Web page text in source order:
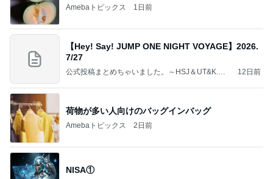
Amebaトピックス 1日前
【Hey! Say! JUMP ONE NIGHT VOYAGE】2026.
7/27
公式投稿まとめちゃいました。～HSJ＆UT&K.O.
12日前
荷物が多い人向けのバッグインバッグ
Amebaトピックス 2日前
NISA①